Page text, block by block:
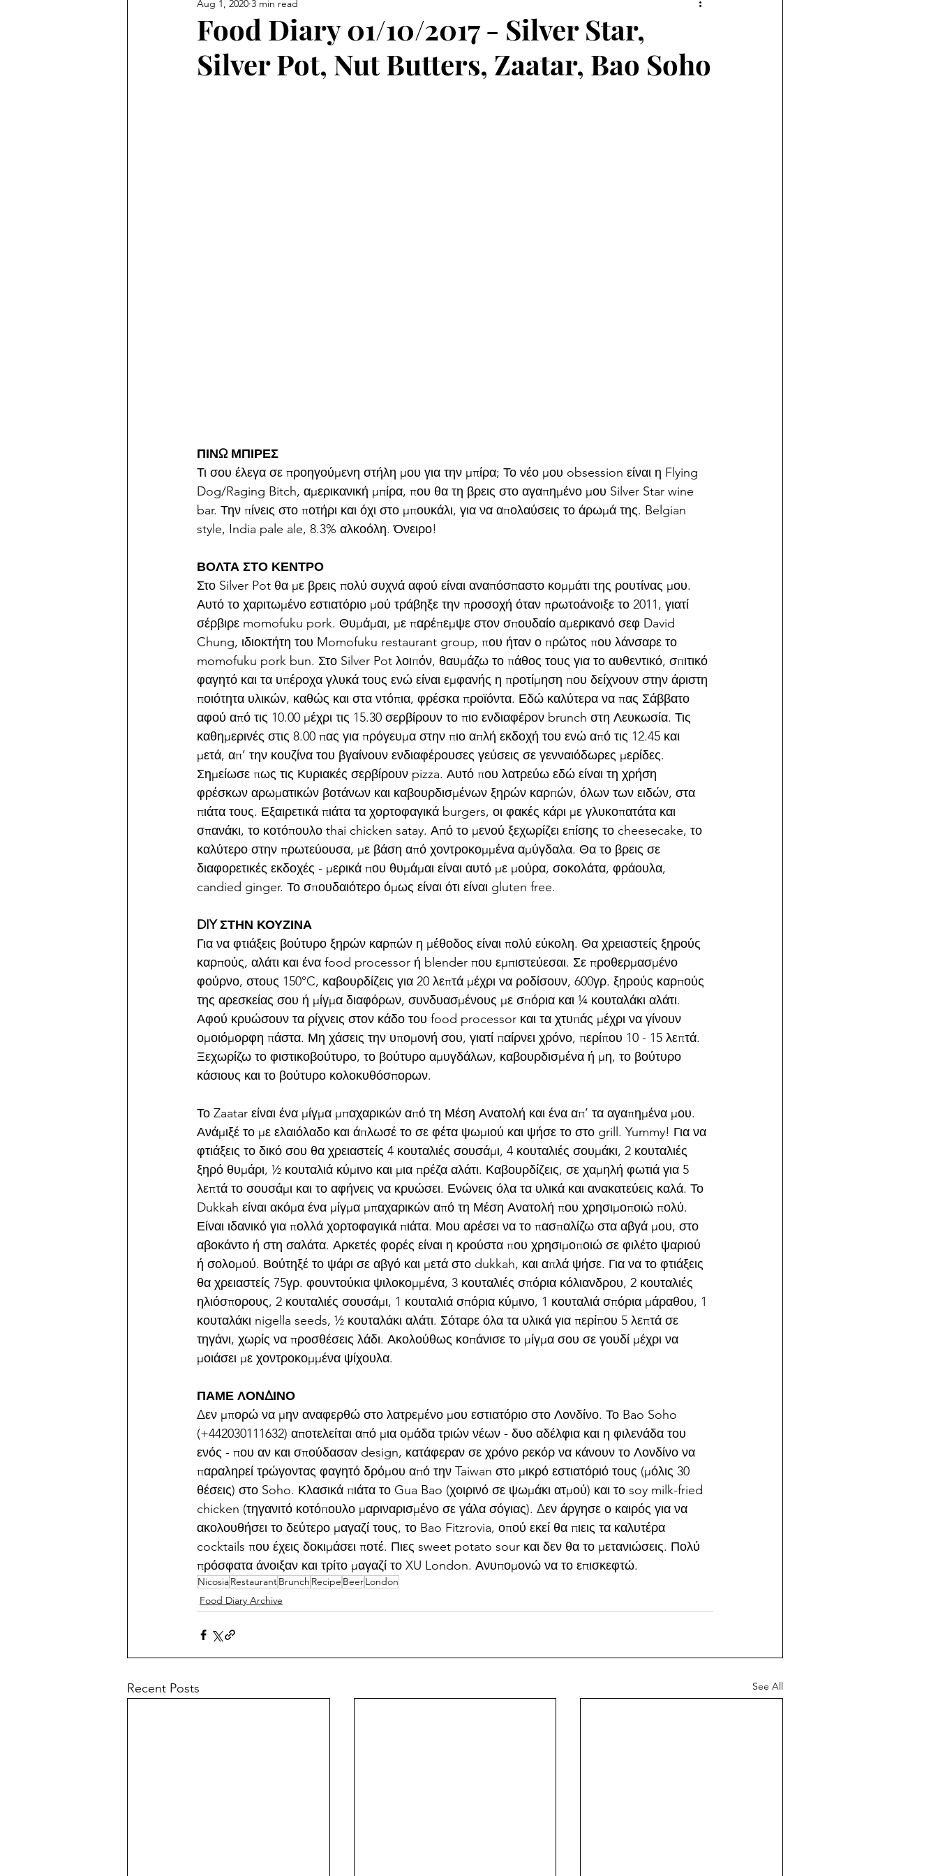
Food Diary 01/10/2017 - Silver Star,
Silver Pot, Nut Butters, Zaatar, Bao Soho
Aug 1, 2020 3 min read
ΠΙΝΩ ΜΠΙΡΕΣ
Τι σου έλεγα σε προηγούμενη στήλη μου για την μπίρα; Το νέο μου obsession είναι η Flying
Dog/Raging Bitch, αμερικανική μπίρα, που θα τη βρεις στο αγαπημένο μου Silver Star wine
bar. Την πίνεις στο ποτήρι και όχι στο μπουκάλι, για να απολαύσεις το άρωμά της. Belgian
style, India pale ale, 8.3% αλκοόλη. Όνειρο!
ΒΟΛΤΑ ΣΤΟ ΚΕΝΤΡΟ
Στο Silver Pot θα με βρεις πολύ συχνά αφού είναι αναπόσπαστο κομμάτι της ρουτίνας μου.
Αυτό το χαριτωμένο εστιατόριο μού τράβηξε την προσοχή όταν πρωτοάνοιξε το 2011, γιατί
σέρβιρε momofuku pork. Θυμάμαι, με παρέπεμψε στον σπουδαίο αμερικανό σεφ David
Chung, ιδιοκτήτη του Momofuku restaurant group, που ήταν ο πρώτος που λάνσαρε το
momofuku pork bun. Στο Silver Pot λοιπόν, θαυμάζω το πάθος τους για το αυθεντικό, σπιτικό
φαγητό και τα υπέροχα γλυκά τους ενώ είναι εμφανής η προτίμηση που δείχνουν στην άριστη
ποιότητα υλικών, καθώς και στα ντόπια, φρέσκα προϊόντα. Εδώ καλύτερα να πας Σάββατο
αφού από τις 10.00 μέχρι τις 15.30 σερβίρουν το πιο ενδιαφέρον brunch στη Λευκωσία. Τις
καθημερινές στις 8.00 πας για πρόγευμα στην πιο απλή εκδοχή του ενώ από τις 12.45 και
μετά, απ’ την κουζίνα του βγαίνουν ενδιαφέρουσες γεύσεις σε γενναιόδωρες μερίδες.
Σημείωσε πως τις Κυριακές σερβίρουν pizza. Αυτό που λατρεύω εδώ είναι τη χρήση
φρέσκων αρωματικών βοτάνων και καβουρδισμένων ξηρών καρπών, όλων των ειδών, στα
πιάτα τους. Εξαιρετικά πιάτα τα χορτοφαγικά burgers, οι φακές κάρι με γλυκοπατάτα και
σπανάκι, το κοτόπουλο thai chicken satay. Από το μενού ξεχωρίζει επίσης το cheesecake, το
καλύτερο στην πρωτεύουσα, με βάση από χοντροκομμένα αμύγδαλα. Θα το βρεις σε
διαφορετικές εκδοχές - μερικά που θυμάμαι είναι αυτό με μούρα, σοκολάτα, φράουλα,
candied ginger. Το σπουδαιότερο όμως είναι ότι είναι gluten free.
DIY ΣΤΗΝ ΚΟΥΖΙΝΑ
Για να φτιάξεις βούτυρο ξηρών καρπών η μέθοδος είναι πολύ εύκολη. Θα χρειαστείς ξηρούς
καρπούς, αλάτι και ένα food processor ή blender που εμπιστεύεσαι. Σε προθερμασμένο
φούρνο, στους 150°C, καβουρδίζεις για 20 λεπτά μέχρι να ροδίσουν, 600γρ. ξηρούς καρπούς
της αρεσκείας σου ή μίγμα διαφόρων, συνδυασμένους με σπόρια και ¼ κουταλάκι αλάτι.
Αφού κρυώσουν τα ρίχνεις στον κάδο του food processor και τα χτυπάς μέχρι να γίνουν
ομοιόμορφη πάστα. Μη χάσεις την υπομονή σου, γιατί παίρνει χρόνο, περίπου 10 - 15 λεπτά.
Ξεχωρίζω το φιστικοβούτυρο, το βούτυρο αμυγδάλων, καβουρδισμένα ή μη, το βούτυρο
κάσιους και το βούτυρο κολοκυθόσπορων.
Το Zaatar είναι ένα μίγμα μπαχαρικών από τη Μέση Ανατολή και ένα απ’ τα αγαπημένα μου.
Ανάμιξέ το με ελαιόλαδο και άπλωσέ το σε φέτα ψωμιού και ψήσε το στο grill. Yummy! Για να
φτιάξεις το δικό σου θα χρειαστείς 4 κουταλιές σουσάμι, 4 κουταλιές σουμάκι, 2 κουταλιές
ξηρό θυμάρι, ½ κουταλιά κύμινο και μια πρέζα αλάτι. Καβουρδίζεις, σε χαμηλή φωτιά για 5
λεπτά το σουσάμι και το αφήνεις να κρυώσει. Ενώνεις όλα τα υλικά και ανακατεύεις καλά. Το
Dukkah είναι ακόμα ένα μίγμα μπαχαρικών από τη Μέση Ανατολή που χρησιμοποιώ πολύ.
Είναι ιδανικό για πολλά χορτοφαγικά πιάτα. Μου αρέσει να το πασπαλίζω στα αβγά μου, στο
αβοκάντο ή στη σαλάτα. Αρκετές φορές είναι η κρούστα που χρησιμοποιώ σε φιλέτο ψαριού
ή σολομού. Βούτηξέ το ψάρι σε αβγό και μετά στο dukkah, και απλά ψήσε. Για να το φτιάξεις
θα χρειαστείς 75γρ. φουντούκια ψιλοκομμένα, 3 κουταλιές σπόρια κόλιανδρου, 2 κουταλιές
ηλιόσπορους, 2 κουταλιές σουσάμι, 1 κουταλιά σπόρια κύμινο, 1 κουταλιά σπόρια μάραθου, 1
κουταλάκι nigella seeds, ½ κουταλάκι αλάτι. Σόταρε όλα τα υλικά για περίπου 5 λεπτά σε
τηγάνι, χωρίς να προσθέσεις λάδι. Ακολούθως κοπάνισε το μίγμα σου σε γουδί μέχρι να
μοιάσει με χοντροκομμένα ψίχουλα.
ΠΑΜΕ ΛΟΝΔΙΝΟ
Δεν μπορώ να μην αναφερθώ στο λατρεμένο μου εστιατόριο στο Λονδίνο. Το Bao Soho
(+442030111632) αποτελείται από μια ομάδα τριών νέων - δυο αδέλφια και η φιλενάδα του
ενός - που αν και σπούδασαν design, κατάφεραν σε χρόνο ρεκόρ να κάνουν το Λονδίνο να
παραληρεί τρώγοντας φαγητό δρόμου από την Taiwan στο μικρό εστιατόριό τους (μόλις 30
θέσεις) στο Soho. Κλασικά πιάτα το Gua Bao (χοιρινό σε ψωμάκι ατμού) και το soy milk-fried
chicken (τηγανιτό κοτόπουλο μαριναρισμένο σε γάλα σόγιας). Δεν άργησε ο καιρός για να
ακολουθήσει το δεύτερο μαγαζί τους, το Bao Fitzrovia, οπού εκεί θα πιεις τα καλυτέρα
cocktails που έχεις δοκιμάσει ποτέ. Πιες sweet potato sour και δεν θα το μετανιώσεις. Πολύ
πρόσφατα άνοιξαν και τρίτο μαγαζί το XU London. Ανυπομονώ να το επισκεφτώ.
NicosiaRestaurantBrunch Recipe BeerLondon
Food Diary Archive
Recent Posts See All